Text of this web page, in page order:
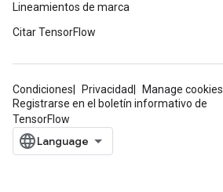
Lineamientos de marca
Citar TensorFlow
Condiciones Privacidad
Manage cookies
Registrarse en el boletín informativo de
TensorFlow